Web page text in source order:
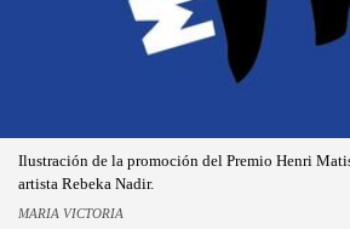
Ilustración de la promoción del Premio Henri
artista Rebeka Nadir.
MARIA VICTORIA